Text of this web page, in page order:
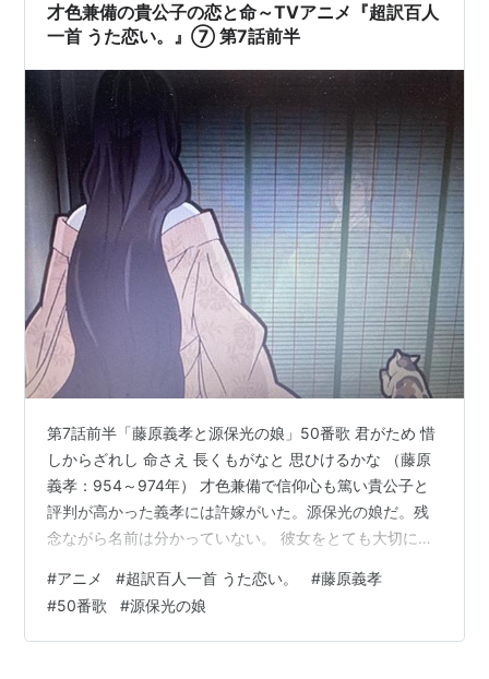
才色兼備の貴公子の恋と命～TVアニメ『超訳百人
一首 うた恋い。』⑦ 第7話前半
第7話前半「藤原義孝と源保光の娘」50番歌 君がため 惜
しからざれし 命さえ 長くもがなと 思ひけるかな （藤原
義孝：954～974年） 才色兼備で信仰心も篤い貴公子と
評判が高かった義孝には許嫁がいた。源保光の娘だ。残
念ながら名前は分かっていない。 彼女をとても大切に思
りを交わすのはもう少し出世してからが好ましいと考え
ており、まだ、顔を見たことさえなかった。 叔父のイタ
ズラで死ぬかと思った時、彼女のことが思い浮かんだ義
#アニメ #超訳百人一首 うた恋い。 #藤原義孝
#50番歌 #源保光の娘